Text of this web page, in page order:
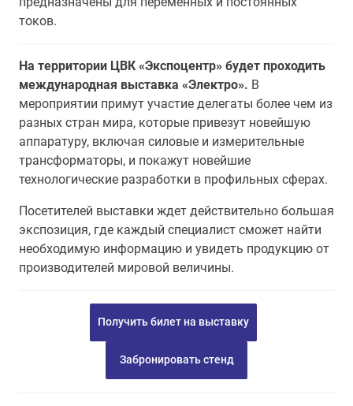
токов.
На территории ЦВК «Экспоцентр» будет проходить
международная выставка «Электро». В
мероприятии примут участие делегаты более чем из
разных стран мира, которые привезут новейшую
аппаратуру, включая силовые и измерительные
трансформаторы, и покажут новейшие
технологические разработки в профильных сферах.
Посетителей выставки ждет действительно большая
экспозиция, где каждый специалист сможет найти
необходимую информацию и увидеть продукцию от
производителей мировой величины.
Получить билет на выставку
Забронировать стенд